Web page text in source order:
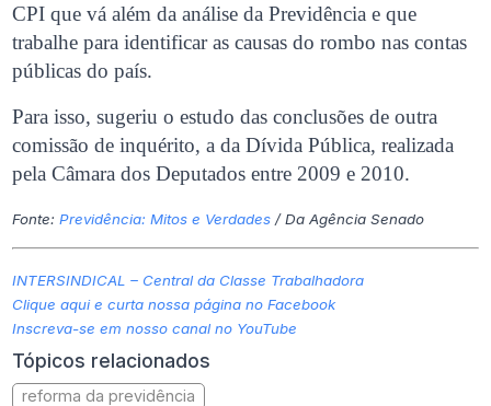
CPI que vá além da análise da Previdência e que
trabalhe para identificar as causas do rombo nas contas
públicas do país.
Para isso, sugeriu o estudo das conclusões de outra
comissão de inquérito, a da Dívida Pública, realizada
pela Câmara dos Deputados entre 2009 e 2010.
Fonte:Previdência: Mitos e Verdades / Da Agência Senado
INTERSINDICAL – Central da Classe Trabalhadora
Clique aqui e curta nossa página no Facebook
Inscreva-se em nosso canal no YouTube
Tópicos relacionados
reforma da previdência